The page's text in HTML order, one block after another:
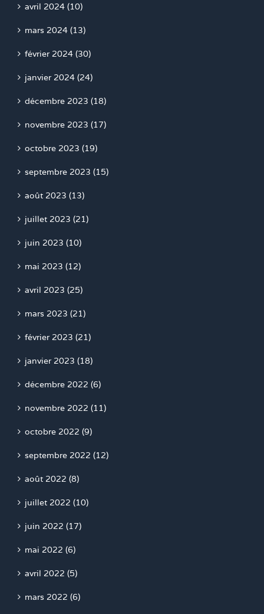
avril 2024 (10)
mars 2024 (13)
février 2024 (30)
janvier 2024 (24)
décembre 2023 (18)
novembre 2023 (17)
octobre 2023 (19)
septembre 2023 (15)
août 2023 (13)
juillet 2023 (21)
juin 2023 (10)
mai 2023 (12)
avril 2023 (25)
mars 2023 (21)
février 2023 (21)
janvier 2023 (18)
décembre 2022 (6)
novembre 2022 (11)
octobre 2022 (9)
septembre 2022 (12)
août 2022 (8)
juillet 2022 (10)
juin 2022 (17)
mai 2022 (6)
avril 2022 (5)
mars 2022 (6)